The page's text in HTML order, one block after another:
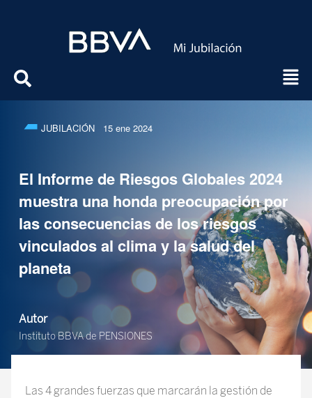
JUBILACIÓN 15 ene 2024
El Informe de Riesgos Globales 2024
muestra una honda preocupación por
las consecuencias de los riesgos
vinculados al clima y la salud del
planeta
Autor
Instituto BBVA de PENSIONES
Las 4 grandes fuerzas que marcarán la gestión de